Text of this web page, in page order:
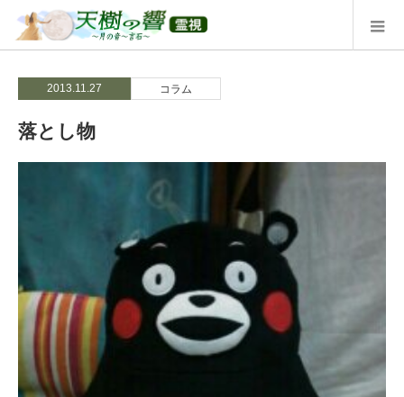
2013.11.27 コラム
落とし物